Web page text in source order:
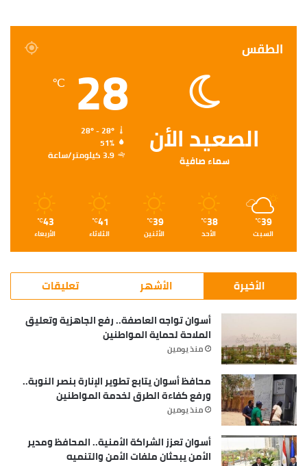
الطقس
الصعيد الأن
سماء صافية
28
℃
28º - 28º
51%
3.9 كيلومتر/ساعة
39
℃
السبت
38
℃
الأحد
39
℃
الأثنين
41
℃
الثلاثاء
43
℃
الأربعاء
الأخيرة الأشهر تعليقات
أسوان تواجه العاصفة.. رفع الجاهزية وتعليق
الملاحة لحماية المواطنين
منذ يومين
محافظ أسوان يتابع تطوير الإنارة بنصر النوبة..
ورفع كفاءة الطرق لخدمة المواطنين
منذ يومين
أسوان تعزز الشراكة الأمنية.. المحافظ ومدير
الأمن يبحثان ملفات الأمن والتنميه